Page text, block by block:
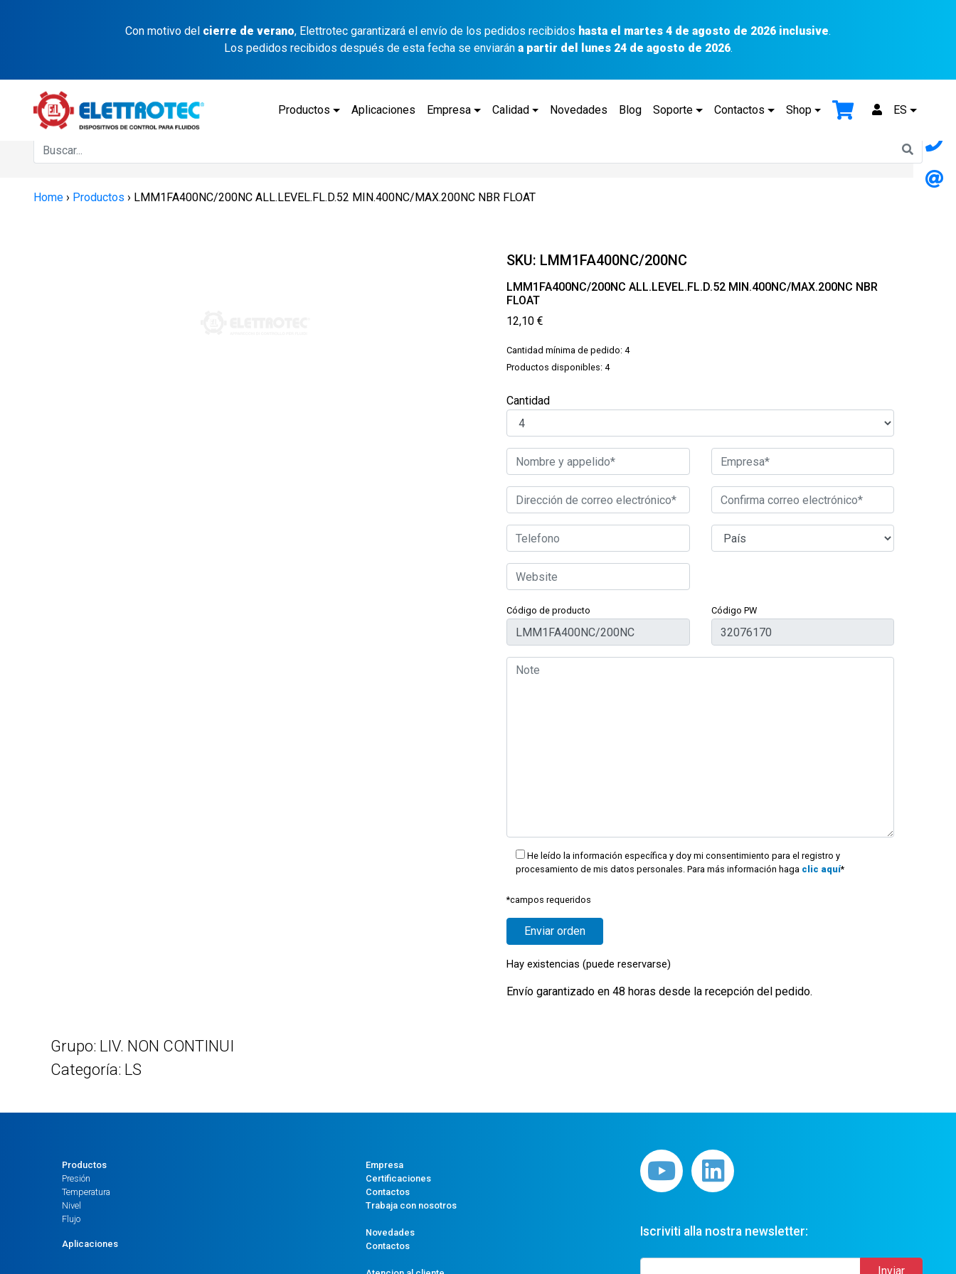
Con motivo del cierre de verano, Elettrotec garantizará el envío de los pedidos recibidos hasta el martes 4 de agosto de 2026 inclusive.
Los pedidos recibidos después de esta fecha se enviarán a partir del lunes 24 de agosto de 2026.
Productos Aplicaciones Empresa Calidad Novedades Blog Soporte Contactos Shop ES
Home › Productos › LMM1FA400NC/200NC ALL.LEVEL.FL.D.52 MIN.400NC/MAX.200NC NBR FLOAT
SKU: LMM1FA400NC/200NC
LMM1FA400NC/200NC ALL.LEVEL.FL.D.52 MIN.400NC/MAX.200NC NBR
FLOAT
12,10€
Cantidad mínima de pedido: 4
Productos disponibles: 4
Cantidad
Código de producto Código PW
He leído la información específica y doy mi consentimiento para el registro y
procesamiento de mis datos personales. Para más información haga clic aquí*
*campos requeridos
Hay existencias (puede reservarse)
Envío garantizado en 48 horas desde la recepción del pedido.
Grupo: LIV. NON CONTINUI
Categoría: LS
Productos
Presión
Temperatura
Nivel
Flujo
Aplicaciones
Empresa
Certificaciones
Contactos
Trabaja con nosotros
Novedades
Contactos
Iscriviti alla nostra newsletter: